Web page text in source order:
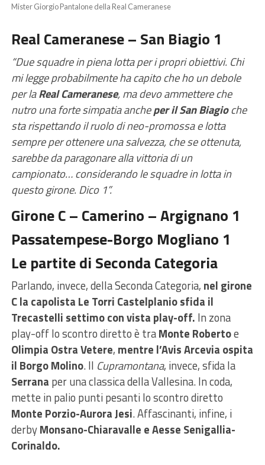
Mister Giorgio Pantalone della Real Cameranese
Real Cameranese – San Biagio 1
“Due squadre in piena lotta per i propri obiettivi. Chi
mi legge probabilmente ha capito che ho un debole
per laReal Cameranese, ma devo ammettere che
nutro una forte simpatia ancheper il San Biagioche
sta rispettando il ruolo di neo-promossa e lotta
sempre per ottenere una salvezza, che se ottenuta,
sarebbe da paragonare alla vittoria di un
campionato… considerando le squadre in lotta in
questo girone. Dico 1”.
Girone C – Camerino – Argignano 1
Passatempese-Borgo Mogliano 1
Le partite di Seconda Categoria
Parlando, invece, della Seconda Categoria, nel girone
C la capolista Le Torri Castelplanio sfida il
Trecastelli settimo con vista play-off. In zona
play-off lo scontro diretto è traMonte Robertoe
Olimpia Ostra Vetere, mentre l’Avis Arcevia ospita
il Borgo Molino. Il Cupramontana, invece, sfida la
Serrana per una classica della Vallesina. In coda,
mette in palio punti pesanti lo scontro diretto
Monte Porzio-Aurora Jesi. Affascinanti, infine, i
derbyMonsano-Chiaravalle e Aesse Senigallia-
Corinaldo.